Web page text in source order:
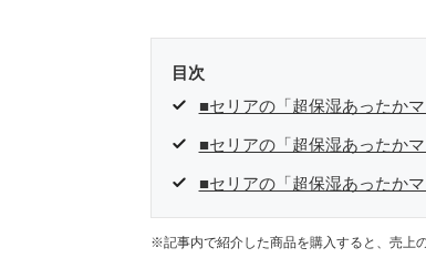
目次
■セリアの「超保湿あったか
■セリアの「超保湿あったか
■セリアの「超保湿あったか
※記事内で紹介した商品を購入すると、売上